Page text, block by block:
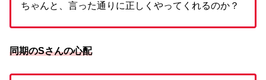
ちゃんと、言った通りに正しくやってくれるのか？
同期のSさんの心配